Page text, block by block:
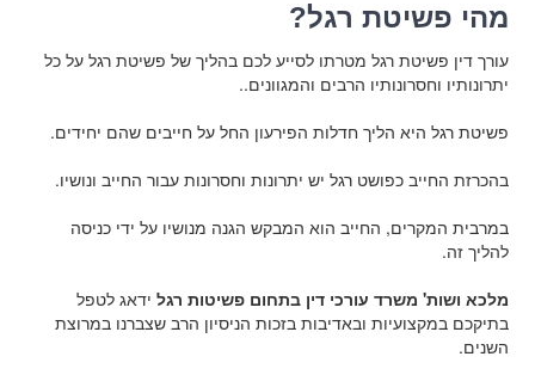
מהי פשיטת רגל?
עורך דין פשיטת רגל מטרתו לסייע לכם בהליך של פשיטת רגל על כל
יתרונותיו וחסרונותיו הרבים והמגוונים..
פשיטת רגל היא הליך חדלות הפירעון החל על חייבים שהם יחידים.
בהכרזת החייב כפושט רגל יש יתרונות וחסרונות עבור החייב ונושיו.
במרבית המקרים, החייב הוא המבקש הגנה מנושיו על ידי כניסה
להליך זה.
מלכא ושות' משרד עורכי דין בתחום פשיטות רגל ידאג לטפל
בתיקכם במקצועיות ובאדיבות בזכות הניסיון הרב שצברנו במרוצת
השנים.